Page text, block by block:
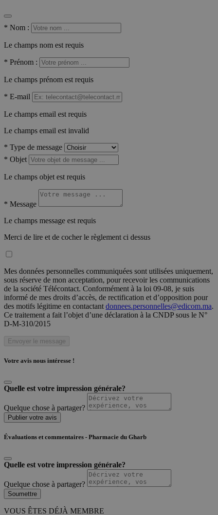
* Nom :
Le champs nom est requis
* Prénom :
Le champs prénom est requis
* E-mail
Le champs email est requis
Le champs email est invalid
* Type de message
* Objet
Le champs objet est requis
* Message
Le champs message est requis
Merci de lire et de cocher le règlement ci dessus
Mes données personnelles communiquées sont utilisées uniquement,
sous réserve de mon acceptation, pour recevoir les communications
de la société Télécontact. Conformément à la loi 09-08, je suis
informé de mes droits d’accès, de rectification et d’opposition pour
des motifs légitime en contactant donnees.personnelles@edicom.ma.
Ce traitement a fait l’objet d’une déclaration à la CNDP sous le N°
D-M-310/2015
Envoyer le message
Votre avis nous intéresse !
Quelle est votre impression générale?
Quelque chose à partager?
Publier votre avis
Évaluations et commentaires - Pharmacie du Gharb
Quelle est votre impression générale?
Quelque chose à partager?
Soumettre
VOUS ÊTES DÉJÀ MEMBRE